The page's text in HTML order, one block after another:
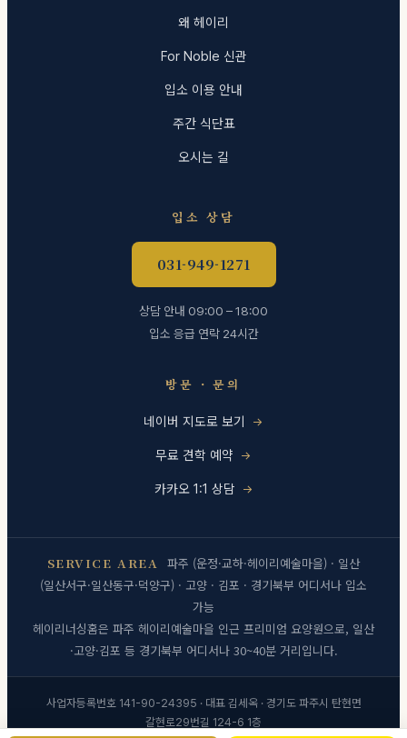
왜 헤이리
For Noble 신관
입소 이용 안내
주간 식단표
오시는 길
입소 상담
031-949-1271
상담 안내 09:00 – 18:00
입소 응급 연락 24시간
방문 · 문의
네이버 지도로 보기
무료 견학 예약
카카오 1:1 상담
SERVICE AREA 파주 (운정·교하·헤이리예술마을) · 일산
(일산서구·일산동구·덕양구) · 고양 · 김포 · 경기북부 어디서나 입소
가능
헤이리너싱홈은 파주 헤이리예술마을 인근 프리미엄 요양원으로, 일산
·고양·김포 등 경기북부 어디서나 30~40분 거리입니다.
사업자등록번호 141-90-24395 · 대표 김세옥 · 경기도 파주시 탄현면
갈현로29번길 124-6 1층